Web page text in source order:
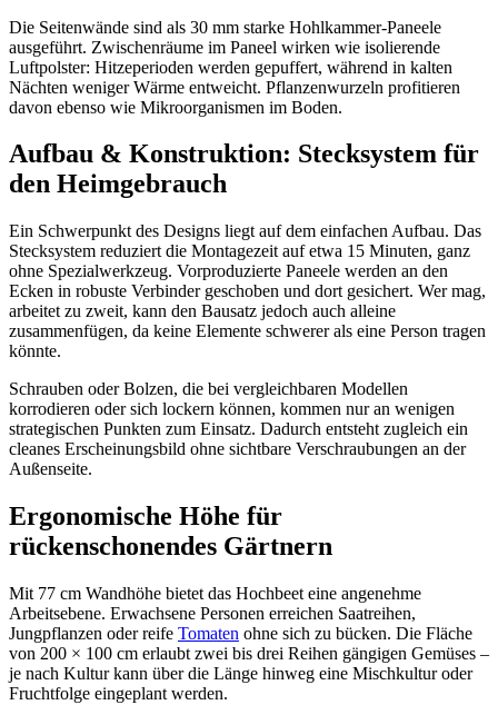
Die Seitenwände sind als 30 mm starke Hohlkammer-Paneele
ausgeführt. Zwischenräume im Paneel wirken wie isolierende
Luftpolster: Hitzeperioden werden gepuffert, während in kalten
Nächten weniger Wärme entweicht. Pflanzenwurzeln profitieren
davon ebenso wie Mikroorganismen im Boden.
Aufbau & Konstruktion: Stecksystem für
den Heimgebrauch
Ein Schwerpunkt des Designs liegt auf dem einfachen Aufbau. Das
Stecksystem reduziert die Montagezeit auf etwa 15 Minuten, ganz
ohne Spezialwerkzeug. Vorproduzierte Paneele werden an den
Ecken in robuste Verbinder geschoben und dort gesichert. Wer mag,
arbeitet zu zweit, kann den Bausatz jedoch auch alleine
zusammenfügen, da keine Elemente schwerer als eine Person tragen
könnte.
Schrauben oder Bolzen, die bei vergleichbaren Modellen
korrodieren oder sich lockern können, kommen nur an wenigen
strategischen Punkten zum Einsatz. Dadurch entsteht zugleich ein
cleanes Erscheinungsbild ohne sichtbare Verschraubungen an der
Außenseite.
Ergonomische Höhe für
rückenschonendes Gärtnern
Mit 77 cm Wandhöhe bietet das Hochbeet eine angenehme
Arbeitsebene. Erwachsene Personen erreichen Saatreihen,
Jungpflanzen oder reife Tomaten ohne sich zu bücken. Die Fläche
von 200 × 100 cm erlaubt zwei bis drei Reihen gängigen Gemüses –
je nach Kultur kann über die Länge hinweg eine Mischkultur oder
Fruchtfolge eingeplant werden.